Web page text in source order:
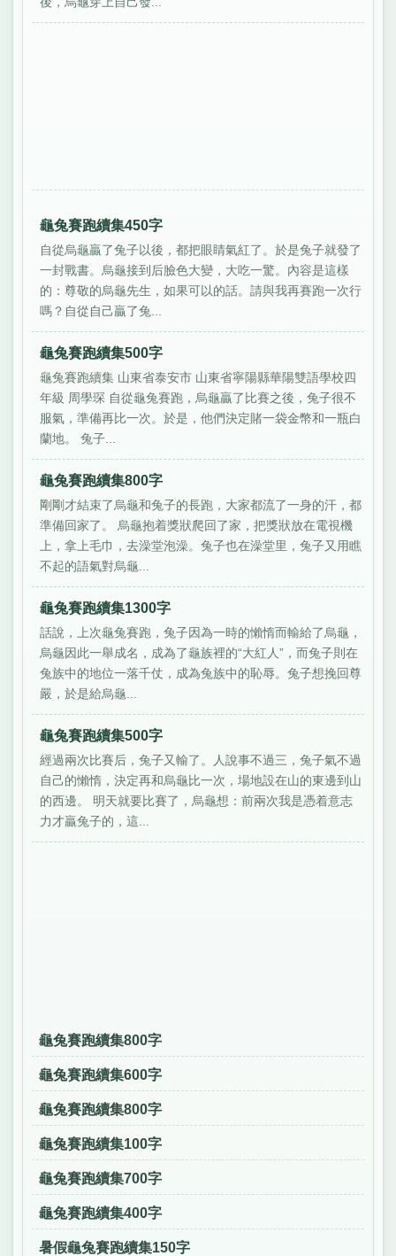
龜兔賽跑續集450字
自從烏龜贏了兔子以後，都把眼睛氣紅了。於是兔子就發了
一封戰書。烏龜接到后臉色大變，大吃一驚。內容是這樣
的：尊敬的烏龜先生，如果可以的話。請與我再賽跑一次行
嗎？自從自己贏了兔...
龜兔賽跑續集500字
龜兔賽跑續集 山東省泰安市 山東省寧陽縣華陽雙語學校四
年級 周學琛 自從龜兔賽跑，烏龜贏了比賽之後，兔子很不
服氣，準備再比一次。於是，他們決定賭一袋金幣和一瓶白
蘭地。 兔子...
龜兔賽跑續集800字
剛剛才結束了烏龜和兔子的長跑，大家都流了一身的汗，都
準備回家了。 烏龜抱着獎狀爬回了家，把獎狀放在電視機
上，拿上毛巾，去澡堂泡澡。兔子也在澡堂里，兔子又用瞧
不起的語氣對烏龜...
龜兔賽跑續集1300字
話說，上次龜兔賽跑，兔子因為一時的懶惰而輸給了烏龜，
烏龜因此一舉成名，成為了龜族裡的“大紅人”，而兔子則在
兔族中的地位一落千仗，成為兔族中的恥辱。兔子想挽回尊
嚴，於是給烏龜...
龜兔賽跑續集500字
經過兩次比賽后，兔子又輸了。人說事不過三，兔子氣不過
自己的懶惰，決定再和烏龜比一次，場地設在山的東邊到山
的西邊。 明天就要比賽了，烏龜想：前兩次我是憑着意志
力才贏兔子的，這...
龜兔賽跑續集800字
龜兔賽跑續集600字
龜兔賽跑續集800字
龜兔賽跑續集100字
龜兔賽跑續集700字
龜兔賽跑續集400字
暑假龜兔賽跑續集150字